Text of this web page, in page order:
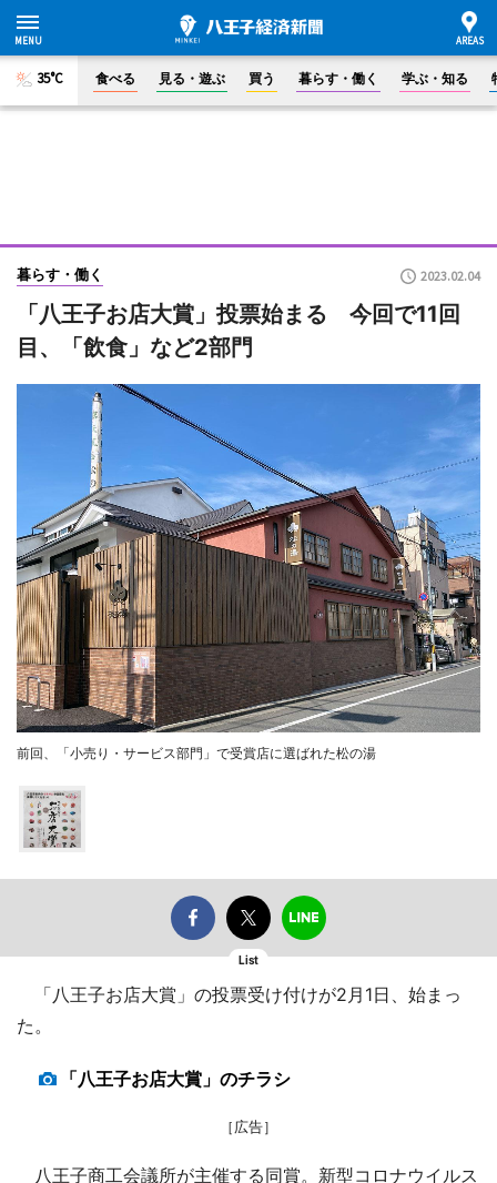
35°C 食べる 見る・遊ぶ 買う 暮らす・働く 学ぶ・知る
暮らす・働く 2023.02.04
「八王子お店大賞」投票始まる 今回で11回
目、「飲食」など2部門
前回、「小売り・サービス部門」で受賞店に選ばれた松の湯
List
「八王子お店大賞」の投票受け付けが2月1日、始まっ
た。
「八王子お店大賞」のチラシ
［広告］
八王子商工会議所が主催する同賞。新型コロナウイルス